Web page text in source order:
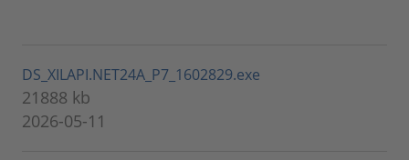
DS_XILAPI.NET24A_P7_1602829.exe
21888 kb
2026-05-11